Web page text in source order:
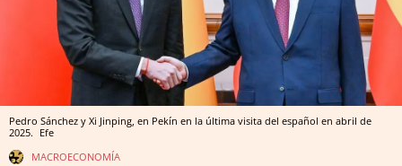
Pedro Sánchez y Xi Jinping, en Pekín en la última visita del español en abril de
2025. Efe
MACROECONOMÍA